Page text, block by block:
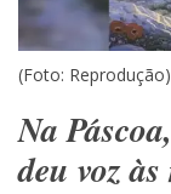
(Foto: Reprodução)
Na
deu voz